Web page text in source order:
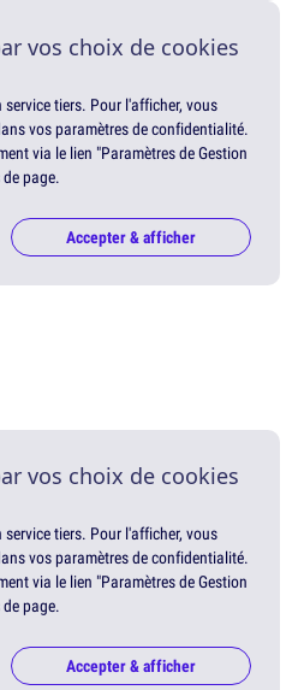
vos choix de cookies
tiers. Pour l'afficher, vous
vos paramètres de confidentialité.
via le lien "Paramètres de Gestion
page.
Accepter & afficher
vos choix de cookies
tiers. Pour l'afficher, vous
vos paramètres de confidentialité.
via le lien "Paramètres de Gestion
page.
Accepter & afficher